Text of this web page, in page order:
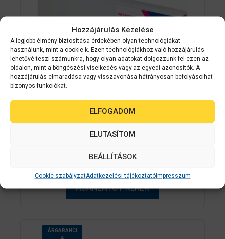
Hozzájárulás Kezelése
A legjobb élmény biztosítása érdekében olyan technológiákat
használunk, mint a cookie-k. Ezen technológiákhoz való hozzájárulás
lehetővé teszi számunkra, hogy olyan adatokat dolgozzunk fel ezen az
oldalon, mint a böngészési viselkedés vagy az egyedi azonosítók. A
hozzájárulás elmaradása vagy visszavonása hátrányosan befolyásolhat
bizonyos funkciókat.
ELFOGADOM
ELUTASÍTOM
BEÁLLÍTÁSOK
Cookie szabályzatAdatkezelési tájékoztatóImpresszum
Epson SJIC26P(M): Ink cartridge for
ColorWorks C7500 (Magenta)
0
z
5
-
ő
AJÁNLATOT KÉREK
ÁRGARANCI